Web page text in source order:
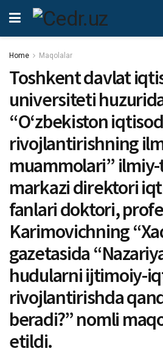
Home Maqolalar
Toshkent davlat
universiteti
“O‘zbekiston
rivojlantirishning
muammolari”
markazi direktori
fanlari doktori,
Karimovichning
gazetasida
hudularni ijtimoiy-
rivojlantirishda
beradi?” nomli
etildi.